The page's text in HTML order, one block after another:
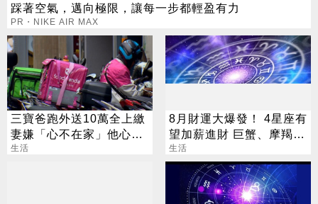
踩著空氣，邁向極限，讓每一步都輕盈有力
PR・NIKE AIR MAX
三寶爸跑外送10萬全上繳
妻嫌「心不在家」他心
寒：走不下去了
生活
8月財運大爆發！ 4星座有
望加薪進財 巨蟹、摩羯最
有感
生活